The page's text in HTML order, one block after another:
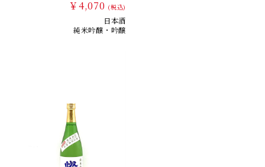
￥4,070 (税込)
日本酒
純米吟醸・吟醸